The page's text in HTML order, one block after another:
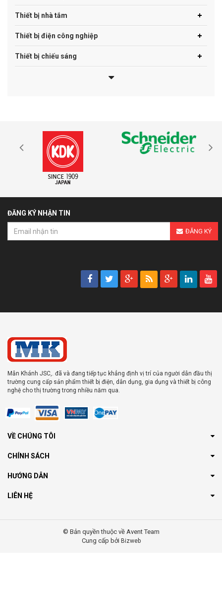
Thiết bị nhà tắm
Thiết bị điện công nghiệp
Thiết bị chiếu sáng
ĐĂNG KÝ NHẬN TIN
ĐĂNG KÝ
Mẫn Khánh JSC,. đã và đang tiếp tục khẳng định vị trí của người dẫn đầu thị
trường cung cấp sản phẩm thiết bị điện, dân dụng, gia dụng và thiết bị công
nghệ cho thị trường trong nhiều năm qua.
VỀ CHÚNG TÔI
CHÍNH SÁCH
HƯỚNG DẪN
LIÊN HỆ
© Bản quyền thuộc về Avent Team
Cung cấp bởi Bizweb